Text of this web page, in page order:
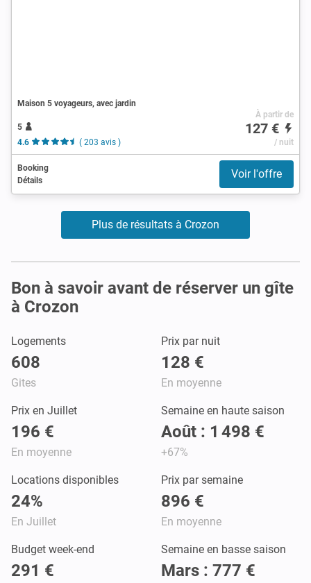
Maison 5 voyageurs, avec jardin
5
4.6
( 203 avis )
À partir de
127 €
/ nuit
Booking
Détails
Voir l'offre
Plus de résultats à Crozon
Bon à savoir avant de réserver un gîte
à Crozon
Logements
608
Gites
Prix par nuit
128 €
En moyenne
Prix en Juillet
196 €
En moyenne
Semaine en haute saison
Août : 1 498 €
+67%
Locations disponibles
24%
En Juillet
Prix par semaine
896 €
En moyenne
Budget week-end
291 €
Semaine en basse saison
Mars : 777 €